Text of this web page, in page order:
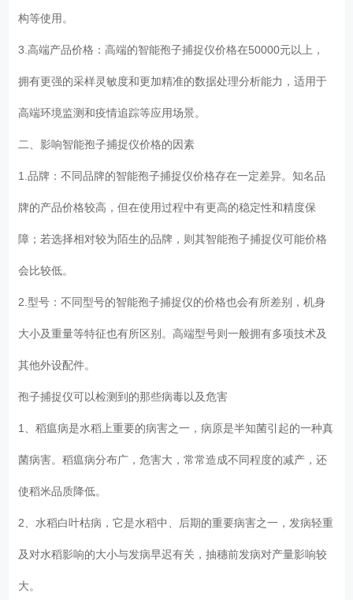
构等使用。
3.高端产品价格：高端的智能孢子捕捉仪价格在50000元以上，
拥有更强的采样灵敏度和更加精准的数据处理分析能力，适用于
高端环境监测和疫情追踪等应用场景。
二、影响智能孢子捕捉仪价格的因素
1.品牌：不同品牌的智能孢子捕捉仪价格存在一定差异。知名品
牌的产品价格较高，但在使用过程中有更高的稳定性和精度保
障；若选择相对较为陌生的品牌，则其智能孢子捕捉仪可能价格
会比较低。
2.型号：不同型号的智能孢子捕捉仪的价格也会有所差别，机身
大小及重量等特征也有所区别。高端型号则一般拥有多项技术及
其他外设配件。
孢子捕捉仪可以检测到的那些病毒以及危害
1、稻瘟病是水稻上重要的病害之一，病原是半知菌引起的一种真
菌病害。稻瘟病分布广，危害大，常常造成不同程度的减产，还
使稻米品质降低。
2、水稻白叶枯病，它是水稻中、后期的重要病害之一，发病轻重
及对水稻影响的大小与发病早迟有关，抽穗前发病对产量影响较
大。